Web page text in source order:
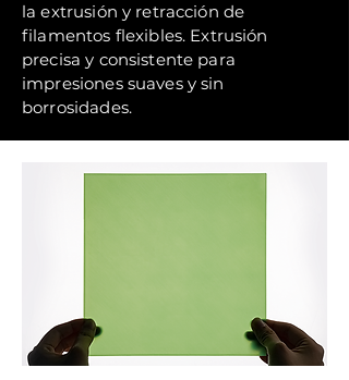
la extrusión y retracción de
filamentos flexibles. Extrusión
precisa y consistente para
impresiones suaves y sin
borrosidades.